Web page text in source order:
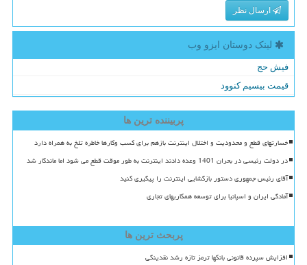
ارسال نظر
لینک دوستان ایزو وب
فیش حج
قیمت بیسیم کنوود
پربیننده ترین ها
خسارتهای قطع و محدودیت و اختلال اینترنت بازهم برای کسب وکارها خاطره تلخ به همراه دارد
در دولت رئیسی در بحران 1401 وعده دادند اینترنت به طور موقت قطع می شود اما ماندگار شد
آقای رئیس جمهوری دستور بازگشایی اینترنت را پیگیری کنید
آمادگی ایران و اسپانیا برای توسعه همکاریهای تجاری
پربحث ترین ها
افزایش سپرده قانونی بانکها ترمز تازه رشد نقدینگی